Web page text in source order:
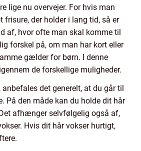
lige nu overvejer. For hvis man
frisure, der holder i lang tid, så er
af, hvor ofte man skal komme til
forskel på, om man har kort eller
gælder for børn. I denne
de forskellige muligheder.
anbefales det generelt, at du går til
På den måde kan du holde dit hår
afhænger selvfølgelig også af,
Hvis dit hår vokser hurtigt,